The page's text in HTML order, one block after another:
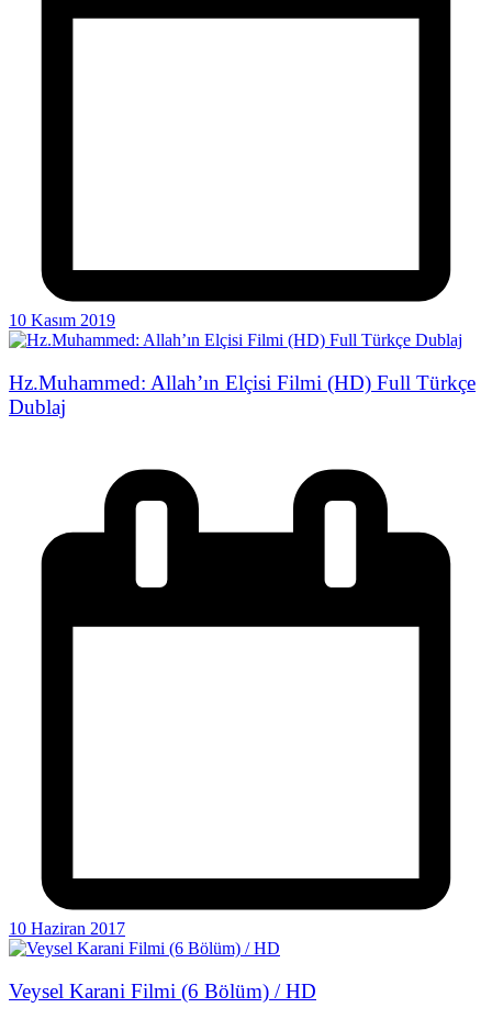
10 Kasım 2019
Hz.Muhammed: Allah’ın Elçisi Filmi (HD) Full Türkçe
Dublaj
10 Haziran 2017
Veysel Karani Filmi (6 Bölüm) / HD